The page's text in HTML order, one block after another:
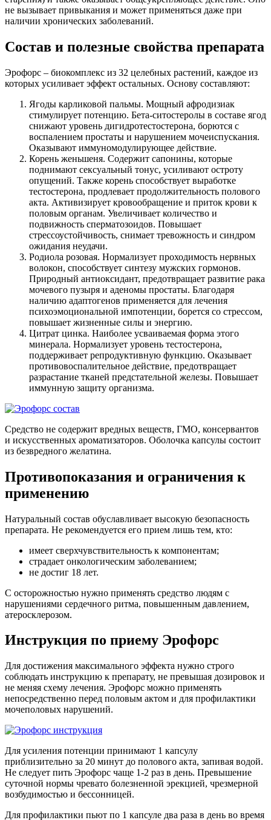
не вызывает привыкания и может применяться даже при
наличии хронических заболеваний.
Состав и полезные свойства препарата
Эрофорс – биокомплекс из 32 целебных растений, каждое из
которых усиливает эффект остальных. Основу составляют:
Ягоды карликовой пальмы. Мощный афродизиак
стимулирует потенцию. Бета-ситостеролы в составе ягод
снижают уровень дигидротестостерона, борются с
воспалением простаты и нарушением мочеиспускания.
Оказывают иммуномодулирующее действие.
Корень женьшеня. Содержит сапонины, которые
поднимают сексуальный тонус, усиливают остроту
опущений. Также корень способствует выработке
тестостерона, продлевает продолжительность полового
акта. Активизирует кровообращение и приток крови к
половым органам. Увеличивает количество и
подвижность сперматозоидов. Повышает
стрессоустойчивость, снимает тревожность и синдром
ожидания неудачи.
Родиола розовая. Нормализует проходимость нервных
волокон, способствует синтезу мужских гормонов.
Природный антиоксидант, предотвращает развитие рака
мочевого пузыря и аденомы простаты. Благодаря
наличию адаптогенов применяется для лечения
психоэмоциональной импотенции, борется со стрессом,
повышает жизненные силы и энергию.
Цитрат цинка. Наиболее усваиваемая форма этого
минерала. Нормализует уровень тестостерона,
поддерживает репродуктивную функцию. Оказывает
противовоспалительное действие, предотвращает
разрастание тканей предстательной железы. Повышает
иммунную защиту организма.
Средство не содержит вредных веществ, ГМО, консервантов
и искусственных ароматизаторов. Оболочка капсулы состоит
из безвредного желатина.
Противопоказания и ограничения к
применению
Натуральный состав обуславливает высокую безопасность
препарата. Не рекомендуется его прием лишь тем, кто:
имеет сверхчувствительность к компонентам;
страдает онкологическим заболеванием;
не достиг 18 лет.
С осторожностью нужно применять средство людям с
нарушениями сердечного ритма, повышенным давлением,
атеросклерозом.
Инструкция по приему Эрофорс
Для достижения максимального эффекта нужно строго
соблюдать инструкцию к препарату, не превышая дозировок и
не меняя схему лечения. Эрофорс можно применять
непосредственно перед половым актом и для профилактики
мочеполовых нарушений.
Для усиления потенции принимают 1 капсулу
приблизительно за 20 минут до полового акта, запивая водой.
Не следует пить Эрофорс чаще 1-2 раз в день. Превышение
суточной нормы чревато болезненной эрекцией, чрезмерной
возбудимостью и бессонницей.
Для профилактики пьют по 1 капсуле два раза в день во время